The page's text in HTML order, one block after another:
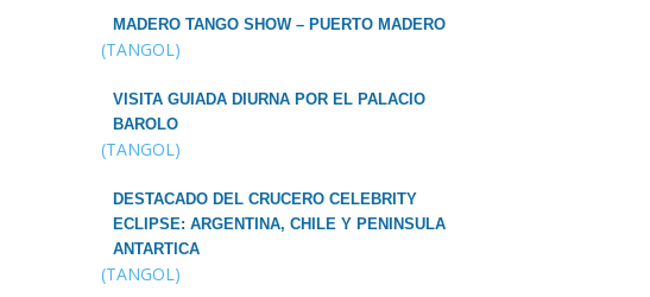
MADERO TANGO SHOW – PUERTO MADERO
(TANGOL)
VISITA GUIADA DIURNA POR EL PALACIO
BAROLO
(TANGOL)
DESTACADO DEL CRUCERO CELEBRITY
ECLIPSE: ARGENTINA, CHILE Y PENINSULA
ANTARTICA
(TANGOL)